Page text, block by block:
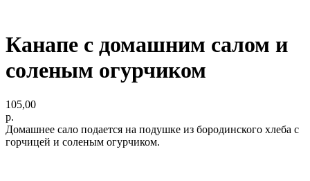
Канапе с домашним салом и
соленым огурчиком
105,00
р.
Домашнее сало подается на подушке из бородинского хлеба с
горчицей и соленым огурчиком.